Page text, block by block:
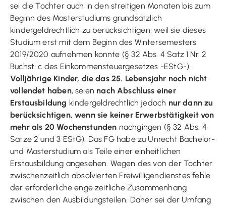
sei die Tochter auch in den streitigen Monaten bis zum
Beginn des Masterstudiums grundsätzlich
kindergeldrechtlich zu berücksichtigen, weil sie dieses
Studium erst mit dem Beginn des Wintersemesters
2019/2020 aufnehmen konnte (§ 32 Abs. 4 Satz 1 Nr. 2
Buchst. c des Einkommensteuergesetzes -EStG-).
Volljährige Kinder, die das 25. Lebensjahr noch nicht
vollendet haben, seien nach Abschluss einer
Erstausbildung kindergeldrechtlich jedoch nur dann zu
berücksichtigen, wenn sie keiner Erwerbstätigkeit von
mehr als 20 Wochenstunden nachgingen (§ 32 Abs. 4
Sätze 2 und 3 EStG). Das FG habe zu Unrecht Bachelor-
und Masterstudium als Teile einer einheitlichen
Erstausbildung angesehen. Wegen des von der Tochter
zwischenzeitlich absolvierten Freiwilligendienstes fehle
der erforderliche enge zeitliche Zusammenhang
zwischen den Ausbildungsteilen. Daher sei der Umfang